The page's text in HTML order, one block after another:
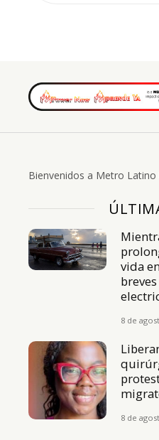
Bienvenidos a Metro
vida
8 de
8 de